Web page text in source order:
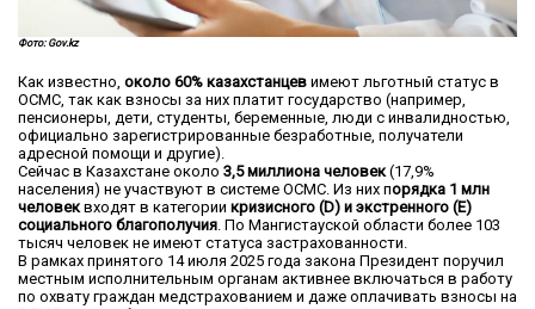
Фото: Gov.kz
Как известно, около 60% казахстанцев имеют льготный статус в
ОСМС, так как взносы за них платит государство (например,
пенсионеры, дети, студенты, беременные, люди с инвалидностью,
официально зарегистрированные безработные, получатели
адресной помощи и другие).
Сейчас в Казахстане около 3,5миллиона человек(17,9%
населения) не участвуют в системе ОСМС. Из них порядка 1 млн
человеквходят в категории кризисного (D) и экстренного (E)
социального благополучия. По Мангистауской области более 103
тысяч человек не имеют статуса застрахованности.
В рамках принятого 14 июля 2025 года закона Президент поручил
местным исполнительным органам активнее включаться в работу
по охвату граждан медстрахованием и даже оплачивать взносы на